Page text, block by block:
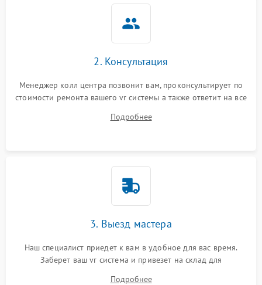
1000 ₽
Неисправность системы
защиты от замыкания
Подробнее →
1000 ₽
2. Консультация
Менеджер колл центра позвонит вам, проконсультирует по
стоимости ремонта вашего vr системы а также ответит на все
Подробнее
3. Выезд мастера
Наш специалист приедет к вам в удобное для вас время.
Заберет ваш vr система и привезет на склад для
Подробнее